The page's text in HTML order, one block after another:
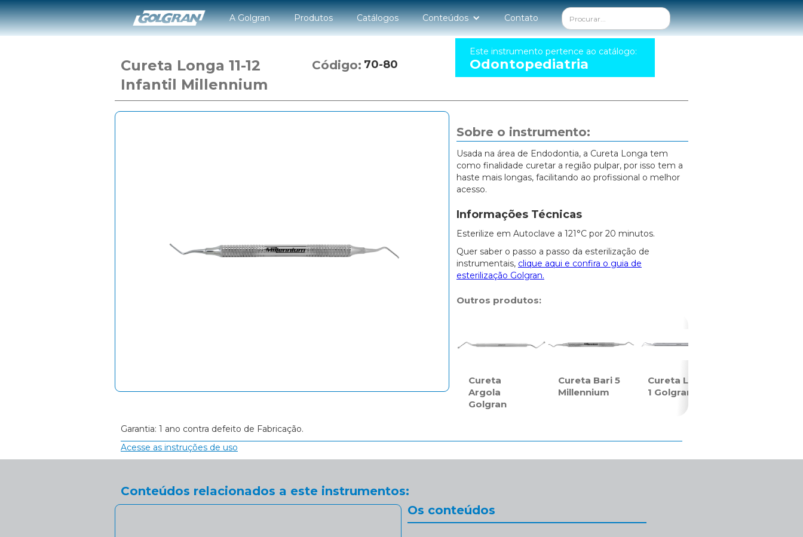
A Golgran Produtos Catálogos Conteúdos Contato
Cureta Longa 11-12
Infantil Millennium
Código: 70-80
Este instrumento pertence ao catálogo:
Odontopediatria
Sobre o instrumento:
Usada na área de Endodontia, a Cureta Longa tem
como finalidade curetar a região pulpar, por isso tem a
haste mais longas, facilitando ao profissional o melhor
acesso.
Informações Técnicas
Esterilize em Autoclave a 121°C por 20 minutos.
Quer saber o passo a passo da esterilização de
instrumentais, clique aqui e confira o guia de
esterilização Golgran.
Outros produtos:
Cureta
Argola
Golgran
Cureta Bari 5
Millennium
Cureta Longa
1 Golgran
Garantia: 1 ano contra defeito de Fabricação.
Acesse as instruções de uso
Conteúdos relacionados a este instrumentos:
Os conteúdos